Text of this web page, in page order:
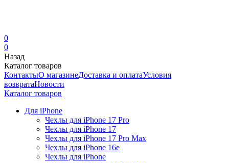
0
0
Назад
Каталог товаров
КонтактыО магазинеДоставка и оплатаУсловия
возвратаНовости
Каталог товаров
Для iPhone
Чехлы для iPhone 17 Pro
Чехлы для iPhone 17
Чехлы для iPhone 17 Pro Max
Чехлы для iPhone 16e
Чехлы для iPhone